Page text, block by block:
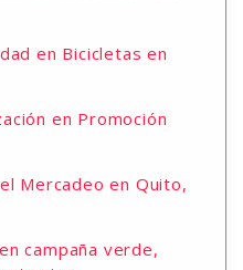
en Bicicletas en
en Promoción
Mercadeo en Quito,
campaña verde,